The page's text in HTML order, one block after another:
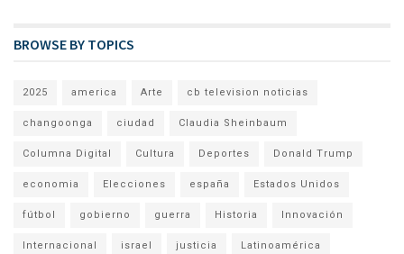
BROWSE BY TOPICS
2025 america Arte cb television noticias
changoonga ciudad Claudia Sheinbaum
Columna Digital Cultura Deportes Donald Trump
economia Elecciones españa Estados Unidos
fútbol gobierno guerra Historia Innovación
Internacional israel justicia Latinoamérica